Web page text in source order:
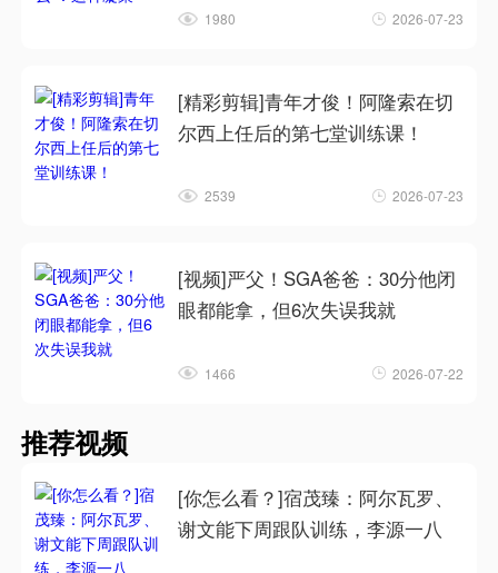
1980 2026-07-23
[精彩剪辑]青年才俊！阿隆索在切
尔西上任后的第七堂训练课！
2539 2026-07-23
[视频]严父！SGA爸爸：30分他闭
眼都能拿，但6次失误我就
1466 2026-07-22
推荐视频
[你怎么看？]宿茂臻：阿尔瓦罗、
谢文能下周跟队训练，李源一八